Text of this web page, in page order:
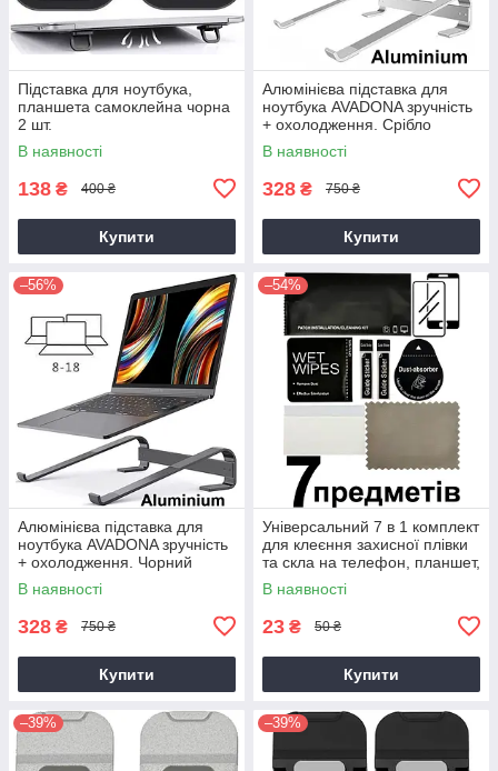
Підставка для ноутбука,
планшета самоклейна чорна
2 шт.
В наявності
138 ₴ 400 ₴
Купити
Алюмінієва підставка для
ноутбука AVADONA зручність
+ охолодження. Срібло
В наявності
328 ₴ 750 ₴
Купити
–56%
Алюмінієва підставка для
ноутбука AVADONA зручність
+ охолодження. Чорний
В наявності
328 ₴ 750 ₴
Купити
–54%
Універсальний 7 в 1 комплект
для клеєння захисної плівки
та скла на телефон, планшет,
смартфон, екран
В наявності
23 ₴ 50 ₴
Купити
–39% –39%